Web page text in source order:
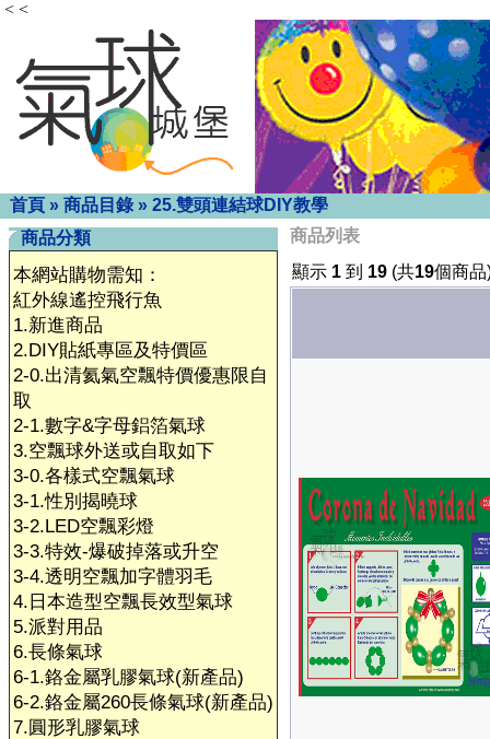
< <
首頁 » 商品目錄 » 25.雙頭連結球DIY教學
商品分類
本網站購物需知：
紅外線遙控飛行魚
1.新進商品
2.DIY貼紙專區及特價區
2-0.出清氦氣空飄特價優惠限自
取
2-1.數字&字母鋁箔氣球
3.空飄球外送或自取如下
3-0.各樣式空飄氣球
3-1.性別揭曉球
3-2.LED空飄彩燈
3-3.特效-爆破掉落或升空
3-4.透明空飄加字體羽毛
4.日本造型空飄長效型氣球
5.派對用品
6.長條氣球
6-1.鉻金屬乳膠氣球(新產品)
6-2.鉻金屬260長條氣球(新產品)
7.圓形乳膠氣球
商品列表
顯示 1 到 19 (共19個商品